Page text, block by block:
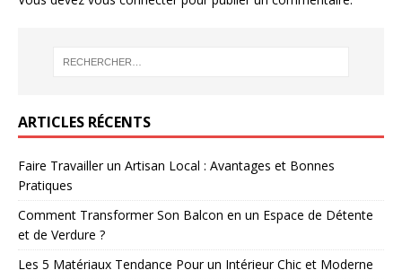
ARTICLES RÉCENTS
Faire Travailler un Artisan Local : Avantages et Bonnes
Pratiques
Comment Transformer Son Balcon en un Espace de Détente
et de Verdure ?
Les 5 Matériaux Tendance Pour un Intérieur Chic et Moderne